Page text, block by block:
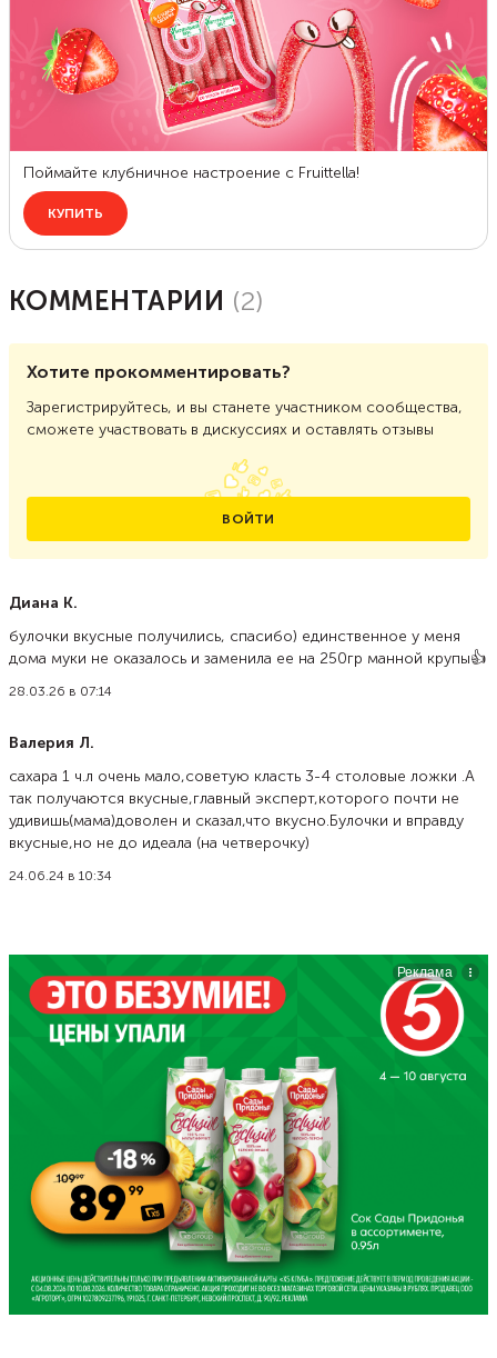
КОММЕНТАРИИ (2)
Хотите прокомментировать?
Зарегистрируйтесь, и вы станете участником сообщества,
сможете участвовать в дискуссиях и оставлять отзывы
ВОЙТИ
Диана К.
булочки вкусные получились, спасибо) единственное у меня
дома муки не оказалось и заменила ее на 250гр манной крупы👍
28.03.26 в 07:14
Валерия Л.
сахара 1 ч.л очень мало,советую класть 3-4 столовые ложки .А
так получаются вкусные,главный эксперт,которого почти не
удивишь(мама)доволен и сказал,что вкусно.Булочки и вправду
вкусные,но не до идеала (на четверочку)
24.06.24 в 10:34